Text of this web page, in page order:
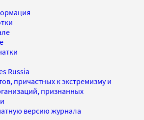
Russia
причастных к экстремизму и
признанных
версию журнала